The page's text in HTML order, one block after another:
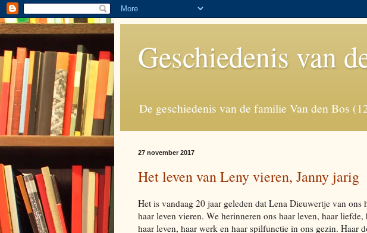
Geschiedenis van
De geschiedenis van de familie Van den Bos
27 november 2017
Het leven van Leny vieren, Janny jarig
Het is vandaag 20 jaar geleden dat Lena Dieuwertje van ons
haar leven vieren. We herinneren ons haar leven, haar
haar leven, haar werk en haar spilfunctie in ons gezin. Haar